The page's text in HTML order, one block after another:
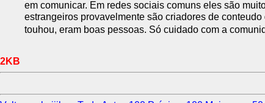
em comunicar. Em redes sociais comuns eles são
estrangeiros provavelmente são criadores de
touhou, eram boas pessoas. Só cuidado com a
2KB